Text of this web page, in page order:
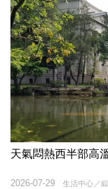
天氣悶熱西半部高
生活中心／
2026-07-29